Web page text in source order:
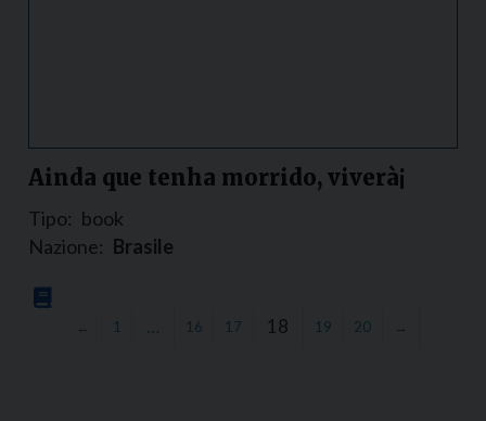
Ainda que tenha morrido, viverà¡
Tipo: book
Nazione: Brasile
← 1 … 16 17 18 19 20 →